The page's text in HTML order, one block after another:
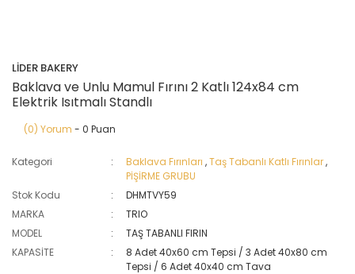
LİDER BAKERY
Baklava ve Unlu Mamul Fırını 2 Katlı 124x84 cm
Elektrik Isıtmalı Standlı
(0) Yorum - 0 Puan
Kategori Baklava Fırınları ,Taş Tabanlı Katlı Fırınlar,
PİŞİRME GRUBU
Stok Kodu
DHMTVY59
MARKA
TRIO
MODEL
TAŞ TABANLI FIRIN
KAPASİTE
8 Adet 40x60 cm Tepsi / 3 Adet 40x80 cm
Tepsi / 6 Adet 40x40 cm Tava